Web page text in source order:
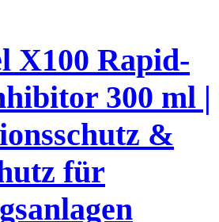
X100 Rapid-
300 ml |
&
für